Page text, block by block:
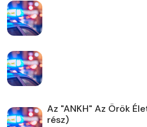
Az "ANKH" Az Örök
rész)